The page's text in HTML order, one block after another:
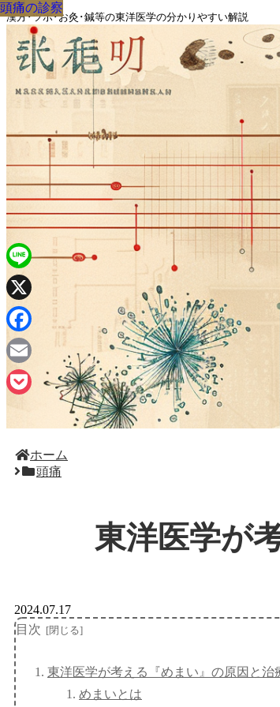
漢方･ツボ･お灸･鍼等の東洋医学の分かりやすい解説
ホーム
頭痛
東洋医学が
頭痛
2024.07.17
目次
東洋医学が考える『めまい』の原因と治
めまいとは
頭痛
漢方の診察
体質
頭痛
漢方の診察
頭痛
頭痛
頭痛
Line
X
Facebook
Email